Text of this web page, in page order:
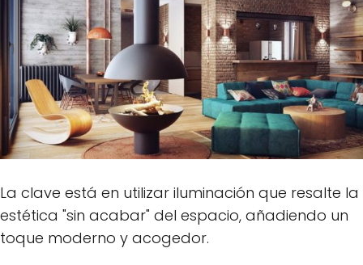
La clave está en utilizar iluminación que resalte la
estética "sin acabar" del espacio, añadiendo un
toque moderno y acogedor.